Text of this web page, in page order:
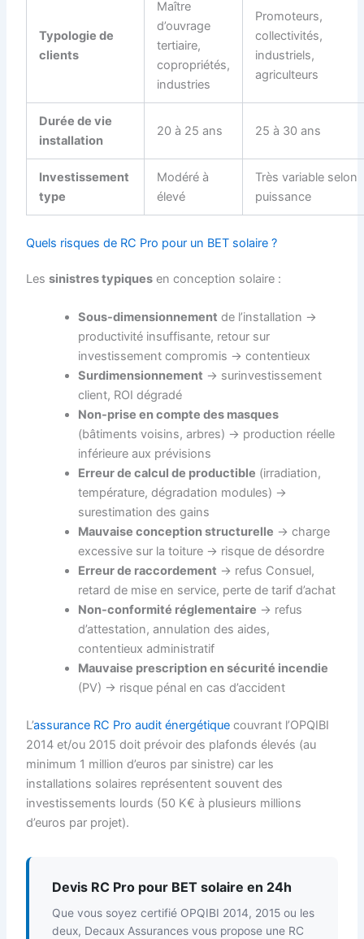
Typologie de
clients
Maître
d’ouvrage
tertiaire,
copropriétés,
industries
Promoteurs,
collectivités,
industriels,
agriculteurs
Durée de vie
installation
20 à 25 ans 25 à 30 ans
Investissement
type
Modéré à
élevé
Très variable selon
puissance
Quels risques de RC Pro pour un BET solaire ?
Lessinistres typiques en conception solaire :
Sous-dimensionnement de l’installation →
productivité insuffisante, retour sur
investissement compromis → contentieux
Surdimensionnement → surinvestissement
client, ROI dégradé
Non-prise en compte des masques
(bâtiments voisins, arbres) → production réelle
inférieure aux prévisions
Erreur de calcul de productible (irradiation,
température, dégradation modules) →
surestimation des gains
Mauvaise conception structurelle → charge
excessive sur la toiture → risque de désordre
Erreur de raccordement → refus Consuel,
retard de mise en service, perte de tarif d’achat
Non-conformité réglementaire → refus
d’attestation, annulation des aides,
contentieux administratif
Mauvaise prescription en sécurité incendie
(PV) → risque pénal en cas d’accident
L’assurance RC Pro audit énergétique couvrant l’OPQIBI
2014 et/ou 2015 doit prévoir des plafonds élevés (au
minimum 1 million d’euros par sinistre) car les
installations solaires représentent souvent des
investissements lourds (50 K€ à plusieurs millions
d’euros par projet).
Devis RC Pro pour BET solaire en 24h
Que vous soyez certifié OPQIBI 2014, 2015 ou les
deux, Decaux Assurances vous propose une RC